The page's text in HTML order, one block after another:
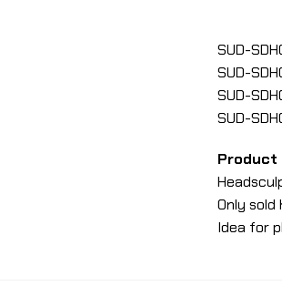
SUD-
SUD-
SUD-
SUD-
Product
Only sold
Idea for